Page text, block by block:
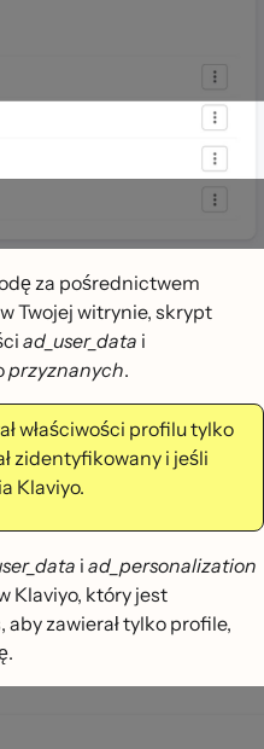
za pośrednictwem
Twojej witrynie, skrypt
ad_user_data i
przyznanych.
właściwości profilu tylko
zidentyfikowany i jeśli
Klaviyo.
i ad_personalization
Klaviyo, który jest
zawierał tylko profile,